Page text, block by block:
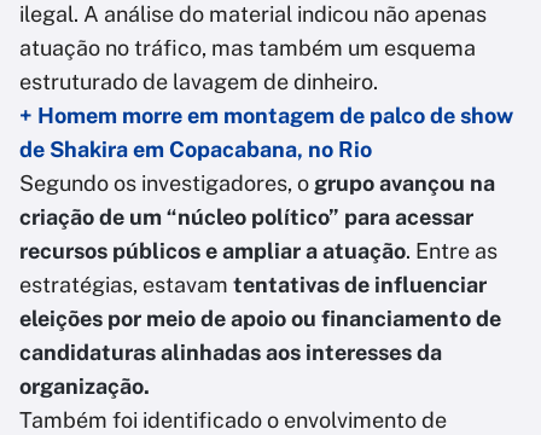
ilegal. A análise do material indicou não apenas
atuação no tráfico, mas também um esquema
estruturado de lavagem de dinheiro.
+ Homem morre em montagem de palco de show
de Shakira em Copacabana, no Rio
Segundo os investigadores, o grupo avançou na
criação de um “núcleo político” para acessar
recursos públicos e ampliar a atuação. Entre as
estratégias, estavam tentativas de influenciar
eleições por meio de apoio ou financiamento de
candidaturas alinhadas aos interesses da
organização.
Também foi identificado o envolvimento de